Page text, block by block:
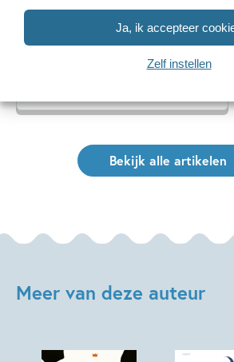
Ja, ik accepteer
Zelf instellen
De mooiste cadeauboeken
voor Moederdag
Bekijk alle artikelen
Meer van deze auteur